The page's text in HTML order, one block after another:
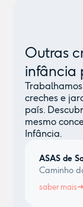
Outras
infância
creches e
país.
mesmo
Infância.
ASAS de
Caminho
saber mais